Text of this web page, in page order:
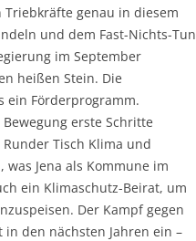
genau in diesem
und dem Fast-Nichts-Tun
im September
heißen Stein. Die
ein Förderprogramm.
erste Schritte
Tisch Klima und
Jena als Kommune im
ein Klimaschutz-Beirat, um
Der Kampf gegen
den nächsten Jahren ein –